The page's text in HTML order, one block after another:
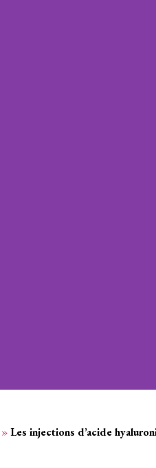
»Les injections d’acide